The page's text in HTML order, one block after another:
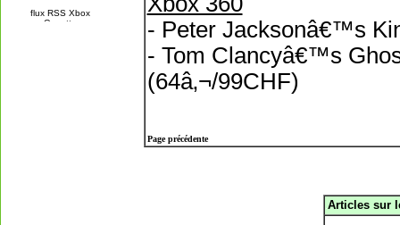
- Peter Jacksonâ€™s
- Tom Clancyâ€™s
(64â‚¬/99CHF)
Page précédente
Articles sur